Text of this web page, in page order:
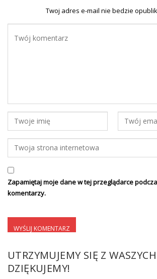
Twoj adres e-mail nie bedzie
Zapamiętaj moje dane w tej przeglądarce
komentarzy.
UTRZYMUJEMY SIĘ Z
DZIĘKUJEMY!